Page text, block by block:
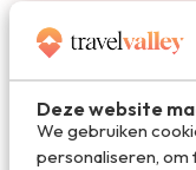
Deze website
We gebruiken
personaliseren, om
De beste